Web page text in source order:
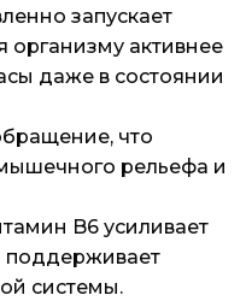
запускает
организму активнее
даже в состоянии
что
рельефа и
B6 усиливает
системы.